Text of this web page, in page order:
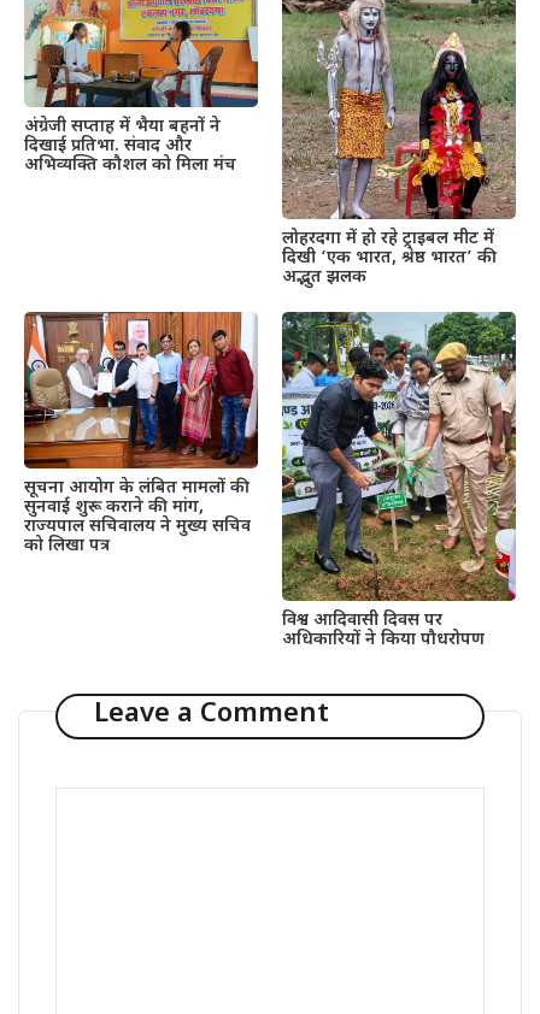
अंग्रेजी सप्ताह में भैया बहनों ने
दिखाई प्रतिभा. संवाद और
अभिव्यक्ति कौशल को मिला मंच
लोहरदगा में हो रहे ट्राइबल मीट में
दिखी ‘एक भारत, श्रेष्ठ भारत’ की
अद्भुत झलक
सूचना आयोग के लंबित मामलों की
सुनवाई शुरू कराने की मांग,
राज्यपाल सचिवालय ने मुख्य सचिव
को लिखा पत्र
विश्व आदिवासी दिवस पर
अधिकारियों ने किया पौधरोपण
Leave a Comment